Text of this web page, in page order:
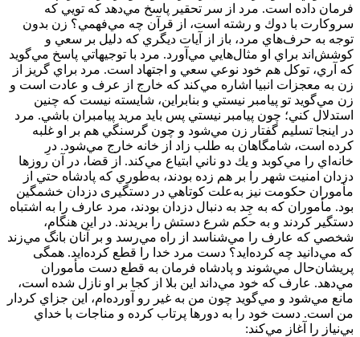
فرمان داده است. مرد از سر تحقیر پاسخ مي‌دهد که تويي كه
سر‌و‌كارت با دوك و رشته است، از قرآن چه مي‌فهمي؟ زن بدون
توجه به حرف‌هاي مرد، باز از آيات ديگري كه دليل بر سعي و
كوشش‌اند براي او مثال‌هايي مي‌آورد. مرد با توجيهاتي پاسخ مي‌گويد
که آري، توكل هم خود نوعي سعي و اجتهاد است. مرد براي گريز از
زن به معجزات انبيا اشاره مي‌كند كه خارج از عرف و عادت است و
زن مي‌گويد تو پيامبر نیستي و بنابراین، شایسته نیست كه چنين
استدلال ‌كني؛ چون پيامبر نيستي پس بايد مريد پيامبران باشي. مرد
در اينجا تسليم گفتار زن مي‌شود و چون گرسنگي هم بر او غلبه
كرده است، شامگاهان به طلب زاد از خانه خارج مي‌شود. درِ
خانه‌اي را مي‌كوبد و يك دو ناني ابتياع مي‌کند. از قضا، در آن روزها
دزدان امنيت شهر را بر هم زده بودند، به‌طوري كه پادشاه حتي از
مأموران حكومت نيز به‌علت كوتاهي در دستگيری دزدان خشمگین
بود. مأموران كه به جِد به دنبال دزدان بودند، مرد عارف را به اشتباه
دستگير كردند و به حكم شرع دستش را بريدند. در اين هنگام،
شخصي كه عارف را مي‌شناسد از راه مي‌رسد و بر آنان بانگ مي‌زند
كه مي‌دانيد چه كرده‌ايد؟ دست مرد خدا را قطع كرده‌ايد. همگی
پريشان‌حال مي‌شوند و پادشاه فرمان به قطع دست مأموران
مي‌دهد. عارف كه خود مي‌داند اين بلا از كجا بر او نازل شده است،
مانع مي‌شود و مي‌گويد چون من به غير رو آورده‌ام، اين جزاي کردار
من است. دست خود را به دورها پرتاب کرده و مناجات با خداي
بي‌نياز را آغاز مي‌كند: